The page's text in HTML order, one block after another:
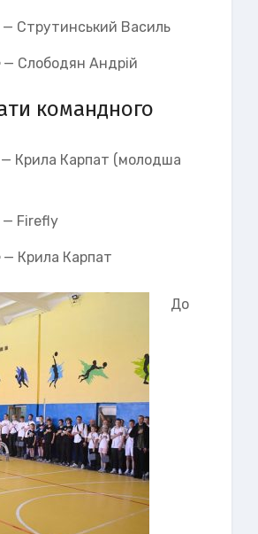
— Струтинський Василь
— Слободян Андрій
командного
Крила Карпат (молодша
— Firefly
— Крила Карпат
До